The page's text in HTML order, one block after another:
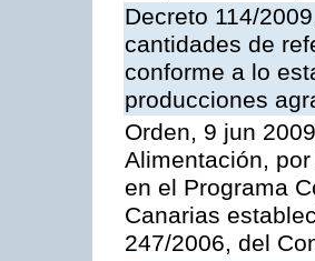
Decreto 114/
cantidades de
conforme a lo
producciones
Orden, 9 jun
Alimentación,
en el Programa
Canarias
247/2006, del